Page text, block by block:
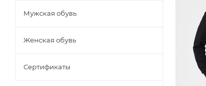
Мужская обувь
Женская обувь
Сертификаты